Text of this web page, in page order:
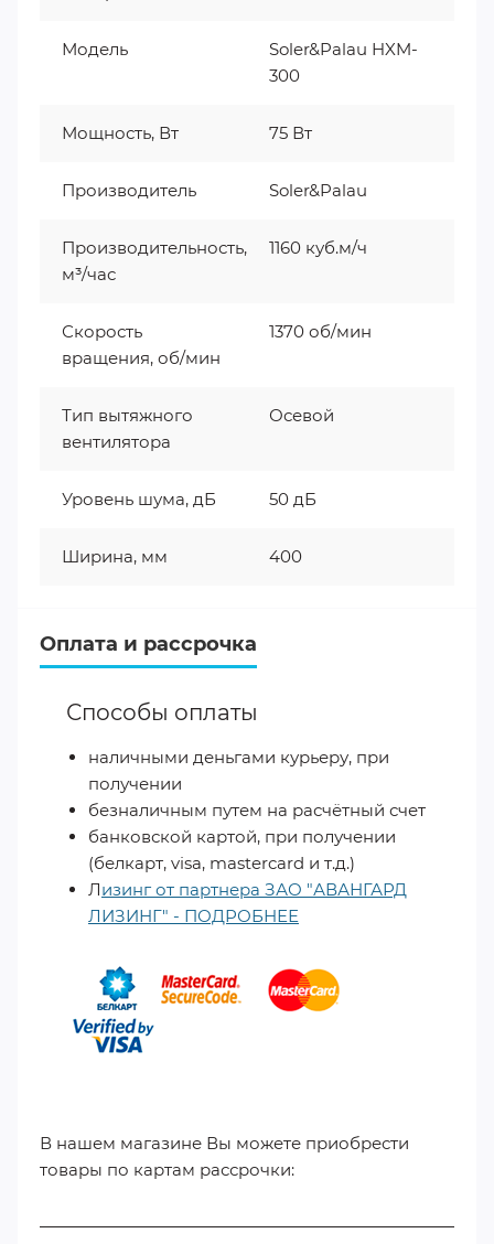
Модель
Soler&Palau HXM-
300
Мощность, Вт 75 Вт
Производитель Soler&Palau
Производительность,
м³/час
1160 куб.м/ч
Скорость
вращения, об/мин
1370 об/мин
Тип вытяжного
вентилятора
Осевой
Уровень шума, дБ 50 дБ
Ширина, мм 400
Оплата и рассрочка
Способы оплаты
наличными деньгами курьеру, при
получении
безналичным путем на расчётный счет
банковской картой, при получении
(белкарт, visa, mastercard и т.д.)
Лизинг от партнера ЗАО "АВАНГАРД
ЛИЗИНГ" - ПОДРОБНЕЕ
В нашем магазине Вы можете приобрести
товары по картам рассрочки: